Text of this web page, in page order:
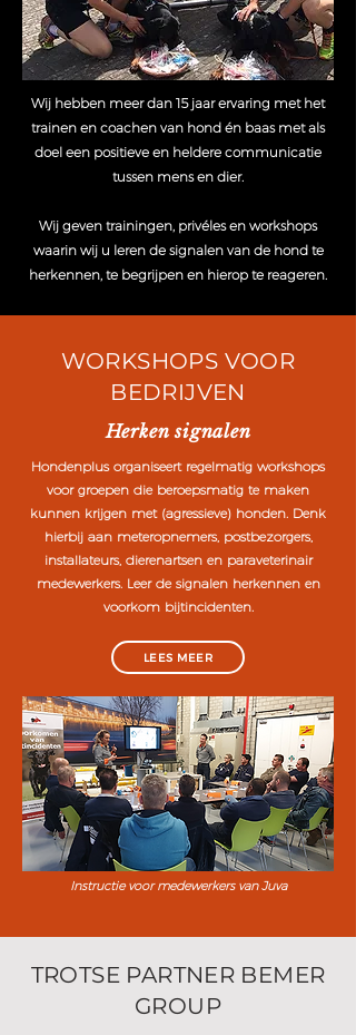
Wij hebben meer dan 15 jaar ervaring met het
trainen en coachen van hond én baas met als
doel een positieve en heldere communicatie
tussen mens en dier.
Wij geven trainingen, privéles en workshops
waarin wij u leren de signalen van de hond te
herkennen, te begrijpen en hierop te reageren.
WORKSHOPS VOOR
BEDRIJVEN
Herken signalen
Hondenplus organiseert regelmatig workshops
voor groepen die beroepsmatig te maken
kunnen krijgen met (agressieve) honden. Denk
hierbij aan meteropnemers, postbezorgers,
installateurs, dierenartsen en paraveterinair
medewerkers. Leer de signalen herkennen en
voorkom bijtincidenten.
LEES MEER
Instructie voor medewerkers van Juva
TROTSE PARTNER BEMER
GROUP